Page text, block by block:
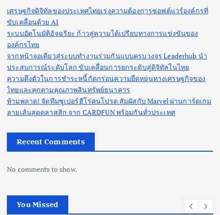
เศรษฐกิจดิจิทัลของประเทศไทยเร่งความต้องการซอฟต์แวร์องค์กรที่
ขับเคลื่อนด้วย AI
ระบบอัตโนมัติอัจฉริยะ ก้าวสู่ความได้เปรียบทางการแข่งขันของ
องค์กรไทย
จากหน้าจอเดียวสู่ระบบทำงานร่วมกันแบบครบวงจร Leaderhub นำ
ประสบการณ์ระดับโลก ขับเคลื่อนการยกระดับสู่ดิจิทัลในไทย
ความตึงตัวในการชำระหนี้กัดกร่อนความยืดหยุ่นทางเศรษฐกิจของ
ไทยและคุกคามคุณภาพสินทรัพย์ธนาคาร
ห้ามพลาด! จัดทีมซูเปอร์ฮีโร่คนโปรด สัมผัสกับ Marvel ผ่านการ์ดเกม
ลายเส้นสุดคลาสสิก จาก CARDFUN พร้อมกันทั่วประเทศ
Recent Comments
No comments to show.
You Missed